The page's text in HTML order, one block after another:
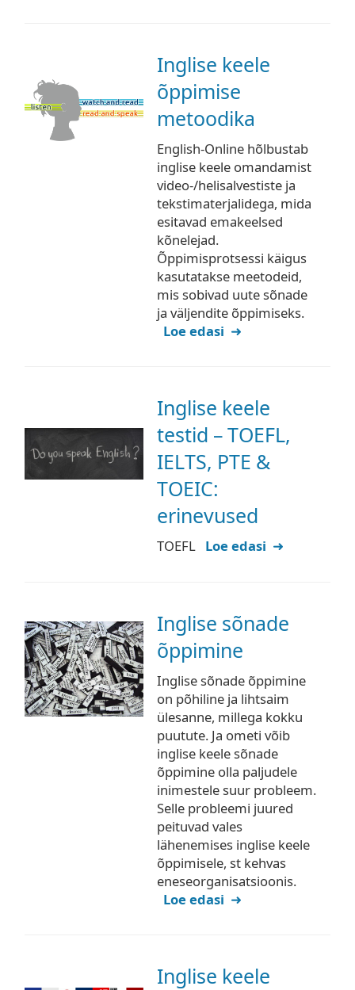
Inglise keele
õppimise
metoodika
English-Online hõlbustab
inglise keele omandamist
video-/helisalvestiste ja
tekstimaterjalidega, mida
esitavad emakeelsed
kõnelejad.
Õppimisprotsessi käigus
kasutatakse meetodeid,
mis sobivad uute sõnade
ja väljendite õppimiseks.
Loe edasi
Inglise keele
testid – TOEFL,
IELTS, PTE &
TOEIC:
erinevused
TOEFL Loe edasi
Inglise sõnade
õppimine
Inglise sõnade õppimine
on põhiline ja lihtsaim
ülesanne, millega kokku
puutute. Ja ometi võib
inglise keele sõnade
õppimine olla paljudele
inimestele suur probleem.
Selle probleemi juured
peituvad vales
lähenemises inglise keele
õppimisele, st kehvas
eneseorganisatsioonis.
Loe edasi
Inglise keele